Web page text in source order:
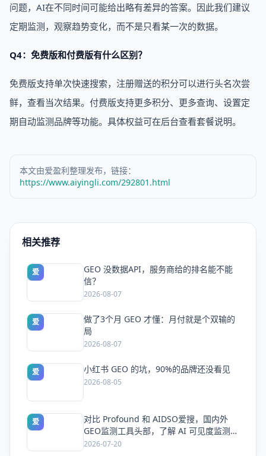
问题，AI在不同时间可能给出略有差异的答案。因此我们建议
定期监测，观察趋势变化，而不是只看某一次的数据。
Q4：免费版和付费版有什么区别？
免费版支持单次快速搜索，注册赠送的积分可以进行头名次尝
鲜，查看当次结果。付费版支持更多积分、更多查询、设置定
期自动监测品牌等功能。具体权益可在后台查看套餐说明。
本文由爱盈利整理发布，链接：
https://www.aiyingli.com/292801.html
相关推荐
爱
GEO 没数据API，服务商给的排名能不能
信？
2026-08-07
爱
做了3个月 GEO 才懂：月付就是个双输的
局
2026-08-07
爱 小红书 GEO 的坑，90%的品牌还没看见
2026-08-05
爱
对比 Profound 和 AIDSO爱搜，国内外
GEO监测工具头部，了解 AI 可见度监测全
方案
2026-07-20